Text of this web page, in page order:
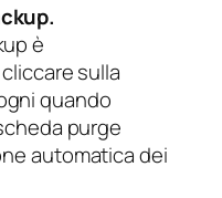
è
sulla
quando
purge
automatica dei